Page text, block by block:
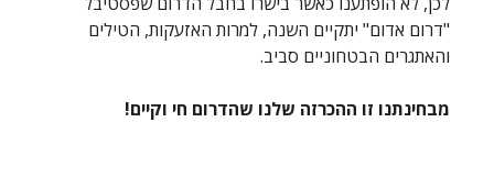
"דרום אדום" יתקיים השנה, למרות האזעקות, הטילים
והאתגרים הבטחוניים סביב.
מבחינתנו זו ההכרזה שלנו שהדרום חי וקיים!